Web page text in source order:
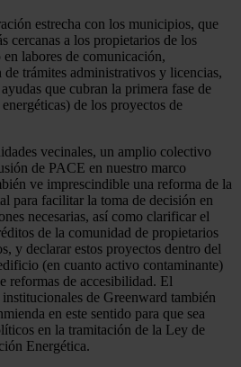
estrecha con los municipios, que
cercanas a los propietarios de los
labores de comunicación,
trámites administrativos y licencias,
que cubran la primera fase de
de los proyectos de
vecinales, un amplio colectivo
de PACE en nuestro marco
ve imprescindible una reforma de la
para facilitar la toma de decisión en
necesarias, así como clarificar el
de la comunidad de propietarios
y declarar estos proyectos dentro del
(en cuanto activo contaminante)
reformas de accesibilidad. El
de Greenward también
en este sentido para que sea
en la tramitación de la Ley de
Energética.